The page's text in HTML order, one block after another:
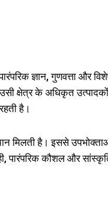
ज्ञान, गुणवत्ता और
क्षेत्र के अधिकृत उत्पादकों
है।
मिलती है। इससे
पारंपरिक कौशल और